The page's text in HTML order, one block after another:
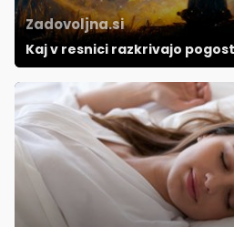
Zadovoljna.si
Kaj v resnici razkrivajo